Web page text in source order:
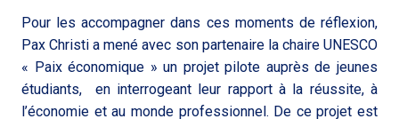
Pour les accompagner dans ces moments de réflexion,
Pax Christi a mené avec son partenaire la chaire UNESCO
« Paix économique » un projet pilote auprès de jeunes
étudiants, en interrogeant leur rapport à la réussite, à
l’économie et au monde professionnel. De ce projet est